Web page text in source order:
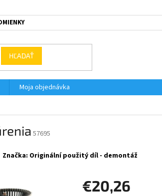
HĽADAŤ
Moja objednávka
57695
Značka: Originální použitý díl - demontáž
€20,26